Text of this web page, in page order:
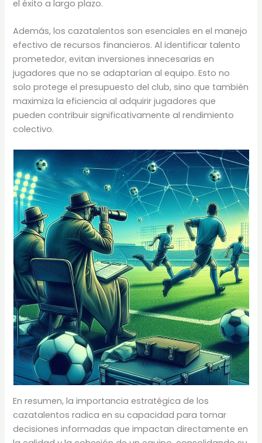
el éxito a largo plazo.
Además, los cazatalentos son esenciales en el manejo
efectivo de recursos financieros. Al identificar talento
prometedor, evitan inversiones innecesarias en
jugadores que no se adaptarían al equipo. Esto no
solo protege el presupuesto del club, sino que también
maximiza la eficiencia al adquirir jugadores que
pueden contribuir significativamente al rendimiento
colectivo.
En resumen, la importancia estratégica de los
cazatalentos radica en su capacidad para tomar
decisiones informadas que impactan directamente en